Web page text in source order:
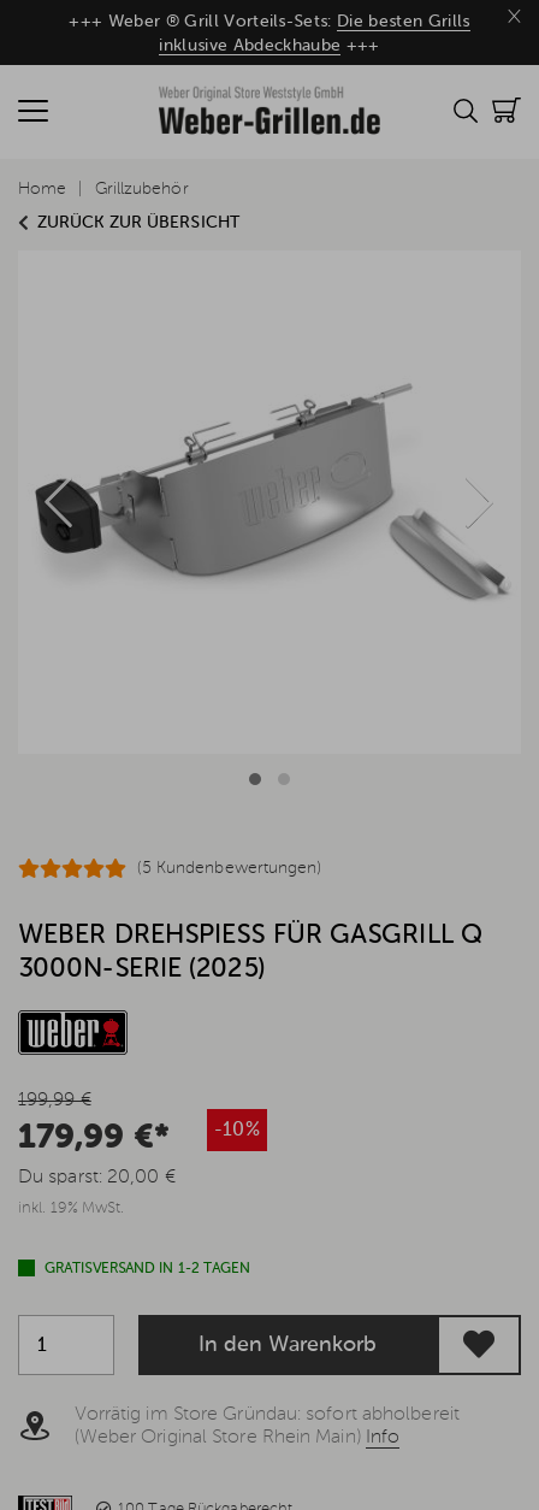
×
+++ Weber ® Grill Vorteils-Sets: Die besten Grills
inklusive Abdeckhaube +++
ZURÜCK ZUR ÜBERSICHT
Home Grillzubehör
(5 Kundenbewertungen)
WEBER DREHSPIESS FÜR GASGRILL Q 3
000N-SERIE (2025)
199,99 €
179,99 €* -10%
Du sparst: 20,00 €
inkl. 19% MwSt.
GRATISVERSAND IN 1-2 TAGEN
In den Warenkorb
Vorrätig im Store Gründau: sofort abholbereit
(Weber Original Store Rhein Main) Info